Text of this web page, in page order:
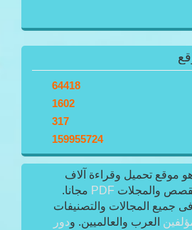
64418
1602
317
159955724
موقع تحميل وقراءة آلاف
والمجلات PDF مجانا.
جميع المجالات والتصنيفات
العرب والعالميين. ودور